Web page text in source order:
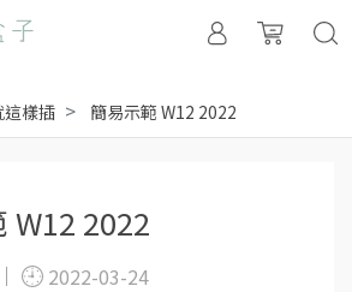
這樣插 簡易示範 W12 2022
W12 2022
2022-03-24